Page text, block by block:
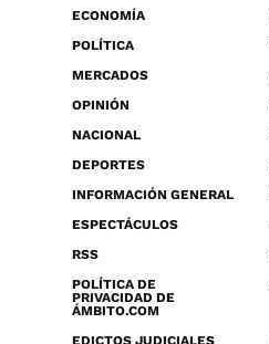
ECONOMÍA
POLÍTICA
MERCADOS
OPINIÓN
NACIONAL
DEPORTES
INFORMACIÓN GENERAL
ESPECTÁCULOS
RSS
POLÍTICA DE
PRIVACIDAD DE
ÁMBITO.COM
EDICTOS JUDICIALES